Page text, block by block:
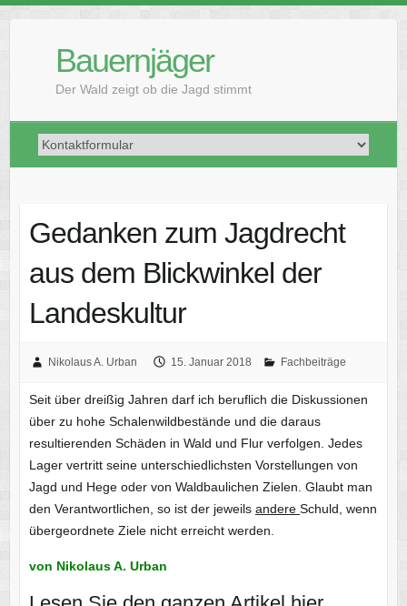
Bauernjäger
Der Wald zeigt ob die Jagd stimmt
Gedanken zum Jagdrecht
aus dem Blickwinkel der
Landeskultur
Nikolaus A. Urban 15. Januar 2018 Fachbeiträge
Seit über dreißig Jahren darf ich beruflich die Diskussionen
über zu hohe Schalenwildbestände und die daraus
resultierenden Schäden in Wald und Flur verfolgen. Jedes
Lager vertritt seine unterschiedlichsten Vorstellungen von
Jagd und Hege oder von Waldbaulichen Zielen. Glaubt man
den Verantwortlichen, so ist der jeweils andere Schuld, wenn
übergeordnete Ziele nicht erreicht werden.
von Nikolaus A. Urban